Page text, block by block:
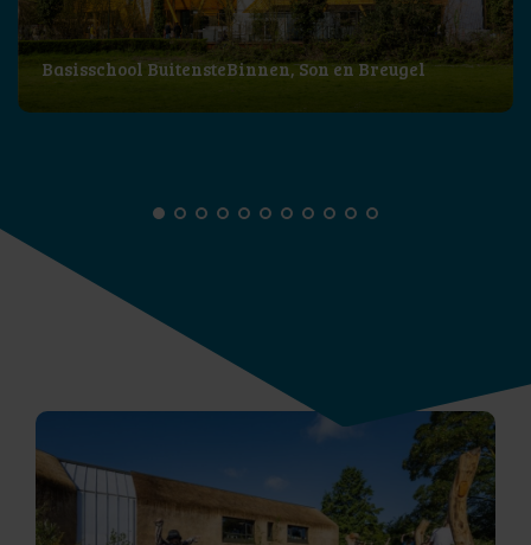
Basisschool BuitensteBinnen, Son en Breugel